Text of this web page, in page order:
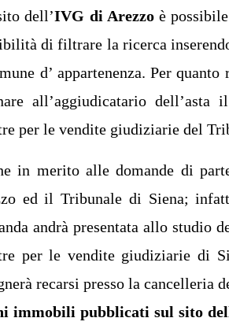
dell’IVG di Arezzoè
di filtrare la ricerca
d’ appartenenza. Per
all’aggiudicatario dell’asta
per le vendite giudiziarie del
in merito alle domande di
ed il Tribunale di Siena;
andrà presentata allo studio
per le vendite giudiziarie di
recarsi presso la cancelleria
immobili pubblicati sul sito